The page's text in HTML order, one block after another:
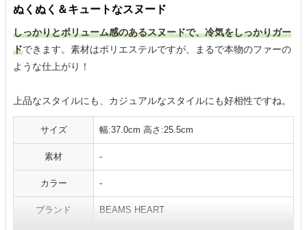
ぬくぬく＆キュートなスヌード
しっかりとボリューム感のあるスヌードで、冷気をしっかりガー
ドできます。素材はポリエステルですが、まるで本物のファーの
ような仕上がり！
上品なスタイルにも、カジュアルなスタイルにも好相性ですね。
サイズ 幅:37.0cm 高さ:25.5cm
素材 -
カラー -
ブランド BEAMS HEART